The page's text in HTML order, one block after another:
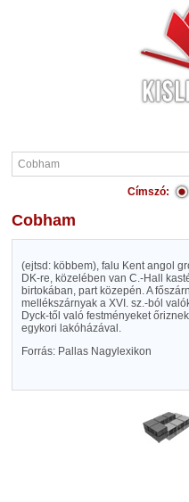
Címszó:
Cobham
(ejtsd: köbbem), falu Kent angol
DK-re, közelében van C.-Hall
birtokában, part közepén. A
mellékszárnyak a XVI. sz.-ból
Dyck-től való festményeket
egykori lakóházával.
Forrás: Pallas Nagylexikon